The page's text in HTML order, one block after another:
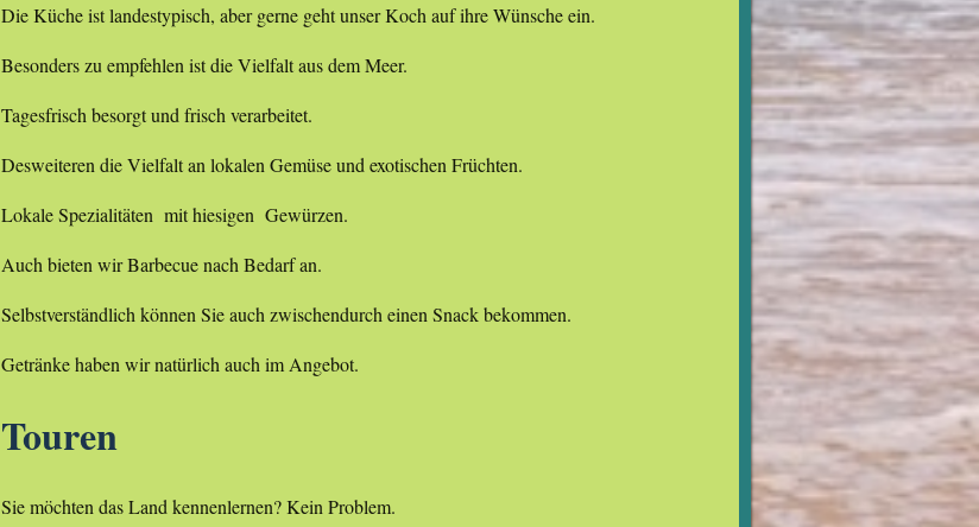
Die Küche ist landestypisch, aber gerne geht unser Koch auf ihre Wünsche ein.
Besonders zu empfehlen ist die Vielfalt aus dem Meer.
Tagesfrisch besorgt und frisch verarbeitet.
Desweiteren die Vielfalt an lokalen Gemüse und exotischen Früchten.
Lokale Spezialitäten mit hiesigen Gewürzen.
Auch bieten wir Barbecue nach Bedarf an.
Selbstverständlich können Sie auch zwischendurch einen Snack bekommen.
Getränke haben wir natürlich auch im Angebot.
Touren
Sie möchten das Land kennenlernen? Kein Problem.